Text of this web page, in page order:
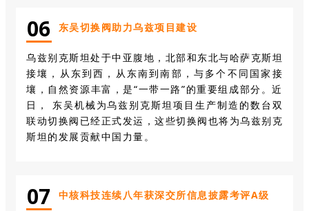
06 东吴切换阀助力乌兹项目建设
乌兹别克斯坦处于中亚腹地，北部和东北与哈萨克斯坦
接壤，从东到西，从东南到南部，与多个不同国家接
壤，自然资源丰富，是“一带一路”的重要组成部分。近
日， 东吴机械为乌兹别克斯坦项目生产制造的数台双
联动切换阀已经正式发运，这些切换阀也将为乌兹别克
斯坦的发展贡献中国力量。
07 中核科技连续八年获深交所信息披露考评A级